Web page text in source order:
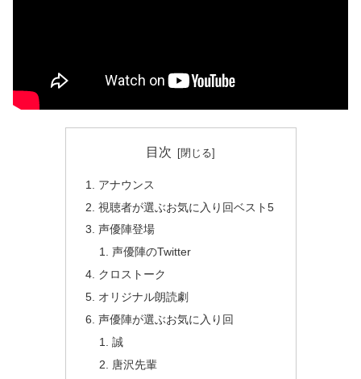
目次
アナウンス
視聴者が選ぶお気に入り回ベスト5
声優陣登場
声優陣のTwitter
クロストーク
オリジナル朗読劇
声優陣が選ぶお気に入り回
誠
唐沢先輩